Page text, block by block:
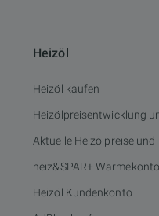
Heizöl
Heizöl kaufen
Heizölpreisentwicklung
Aktuelle Heizölpreise
heiz&SPAR+ Wärmekonto
Heizöl Kundenkonto